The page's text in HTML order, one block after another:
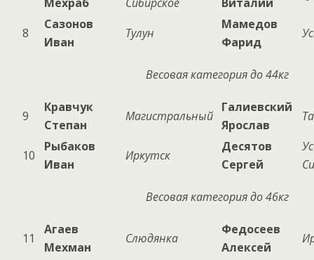
Мехраб
Сибирское
Виталий
8
Сазонов
Иван
Тулун
Мамедов
Фарид
Весовая категория до 44кг
9
Кравчук
Степан
Магистральный
Галиевский
Ярослав
10
Рыбаков
Иван
Иркутск
Десятов
Сергей
Весовая категория до 46кг
11
Агаев
Мехман
Слюдянка
Федосеев
Алексей